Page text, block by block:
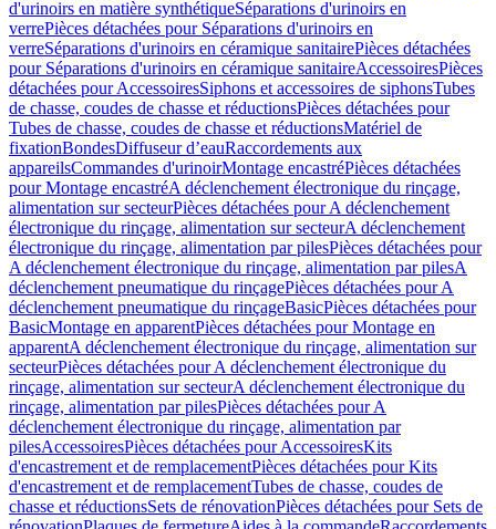
d'urinoirs en matière synthétiqueSéparations d'urinoirs en
verrePièces détachées pour Séparations d'urinoirs en
verreSéparations d'urinoirs en céramique sanitairePièces détachées
pour Séparations d'urinoirs en céramique sanitaireAccessoiresPièces
détachées pour AccessoiresSiphons et accessoires de siphonsTubes
de chasse, coudes de chasse et réductionsPièces détachées pour
Tubes de chasse, coudes de chasse et réductionsMatériel de
fixationBondesDiffuseur d’eauRaccordements aux
appareilsCommandes d'urinoirMontage encastréPièces détachées
pour Montage encastréA déclenchement électronique du rinçage,
alimentation sur secteurPièces détachées pour A déclenchement
électronique du rinçage, alimentation sur secteurA déclenchement
électronique du rinçage, alimentation par pilesPièces détachées pour
A déclenchement électronique du rinçage, alimentation par pilesA
déclenchement pneumatique du rinçagePièces détachées pour A
déclenchement pneumatique du rinçageBasicPièces détachées pour
BasicMontage en apparentPièces détachées pour Montage en
apparentA déclenchement électronique du rinçage, alimentation sur
secteurPièces détachées pour A déclenchement électronique du
rinçage, alimentation sur secteurA déclenchement électronique du
rinçage, alimentation par pilesPièces détachées pour A
déclenchement électronique du rinçage, alimentation par
pilesAccessoiresPièces détachées pour AccessoiresKits
d'encastrement et de remplacementPièces détachées pour Kits
d'encastrement et de remplacementTubes de chasse, coudes de
chasse et réductionsSets de rénovationPièces détachées pour Sets de